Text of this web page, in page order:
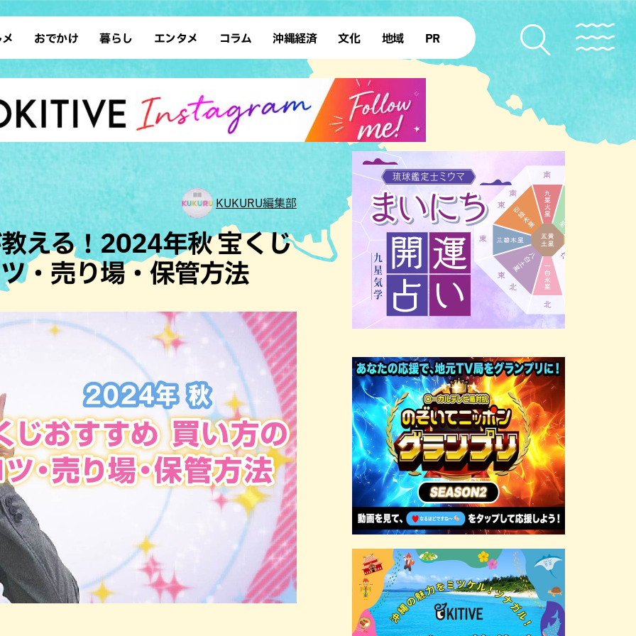
ン 沖縄そば
ウト カフェ
和食・日本料理
アジア・エスニック
フレンチ
・焼肉 焼鳥・串料理
肉料理 居酒屋・バー
イキング
タコス・タコライス
おでかけ
デート ドライブ
散歩 ソロ活
アート
ホテル
サウナ 公園
沖縄の海
暮らし
レシピ SDGs
ファッション ローカルニュース
沖縄移住 沖縄旧暦行事
エンタメ
スポーツ 占い
タレント・芸人 テレビ
コラム 沖縄経済 文化
復帰50年
地域
本島北部
本島南部 先島諸島
北部離島
PR
KUKURU編集部
える！2024年秋 宝くじ
・売り場・保管方法